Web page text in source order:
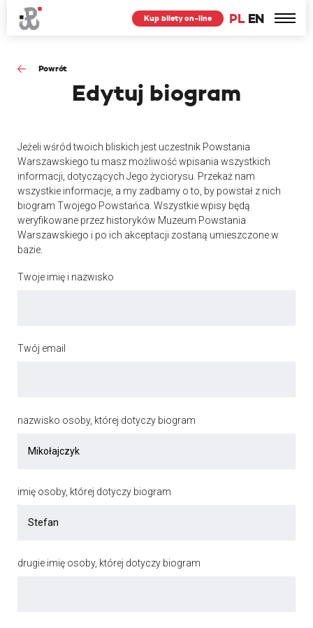
PL EN
Kup bilety on-line
Powrót
Edytuj biogram
Jeżeli wśród twoich bliskich jest uczestnik Powstania
Warszawskiego tu masz możliwość wpisania wszystkich
informacji, dotyczących Jego życiorysu. Przekaż nam
wszystkie informacje, a my zadbamy o to, by powstał z nich
biogram Twojego Powstańca. Wszystkie wpisy będą
weryfikowane przez historyków Muzeum Powstania
Warszawskiego i po ich akceptacji zostaną umieszczone w
bazie.
Twoje imię i nazwisko
Twój email
nazwisko osoby, której dotyczy biogram
imię osoby, której dotyczy biogram
drugie imię osoby, której dotyczy biogram